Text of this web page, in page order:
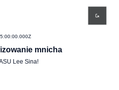
mnicha
Lee Sina!